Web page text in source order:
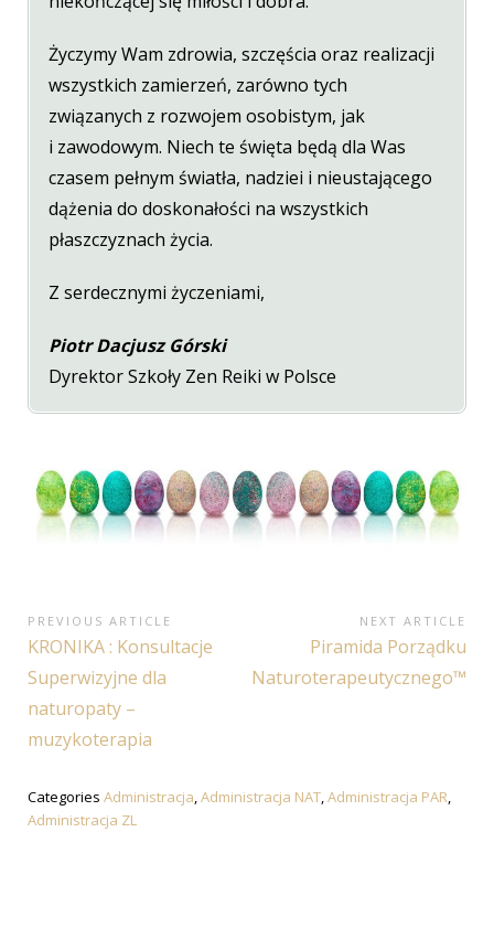
Życzymy Wam zdrowia, szczęścia oraz realizacji
wszystkich zamierzeń, zarówno tych
związanych z rozwojem osobistym, jak
i zawodowym. Niech te święta będą dla Was
czasem pełnym światła, nadziei i nieustającego
dążenia do doskonałości na wszystkich
płaszczyznach życia.
Z serdecznymi życzeniami,
Piotr Dacjusz Górski
Dyrektor Szkoły Zen Reiki w Polsce
Nawigacja
wpisu
PREVIOUS ARTICLE
Previous
Article:
KRONIKA : Konsultacje
Superwizyjne dla
naturopaty –
muzykoterapia
NEXT ARTICLE
Next
Article:
Piramida Porządku
Naturoterapeutycznego™
Categories Administracja Administracja NAT Administracja PAR
Administracja ZL